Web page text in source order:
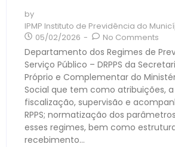
by
IPMP Instituto de Previdência do
05/02/2026 - No Comments
Departamento dos Regimes de
Serviço Público – DRPPS da
Próprio e Complementar do
Social que tem como atribuições,
fiscalização, supervisão e
RPPS; normatização dos
esses regimes, bem como
recebimento...